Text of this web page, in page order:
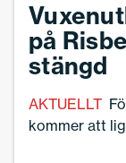
på
stängd
AKTUELLT
kommer att